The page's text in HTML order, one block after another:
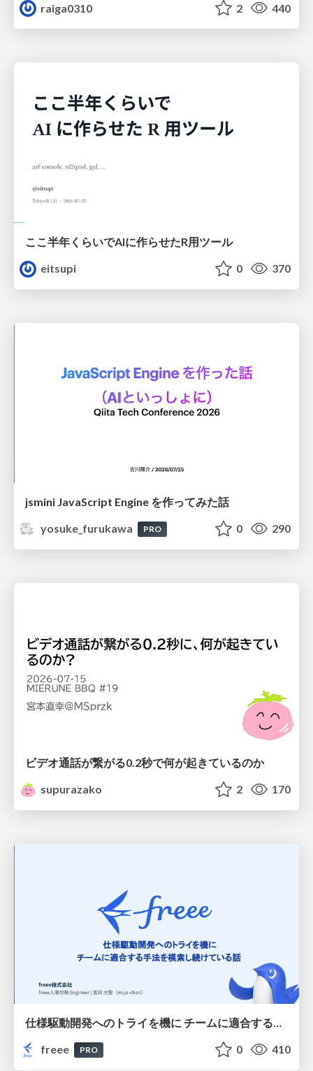
raiga0310
2 440
ここ半年くらいでAIに作らせたR用ツール
eitsupi
0 370
jsmini JavaScript Engine を作ってみた話
yosuke_furukawa
PRO 0 290
ビデオ通話が繋がる0.2秒で何が起きているのか
supurazako
2 170
仕様駆動開発へのトライを機に チームに適合する手法を模索し続けている話
freee
PRO 0 410